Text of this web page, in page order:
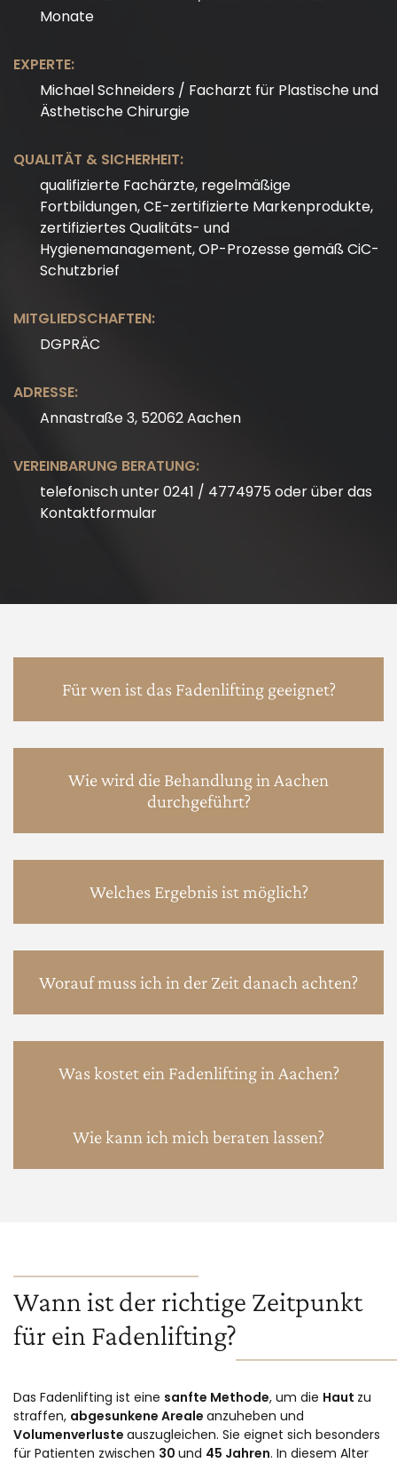
Monate
EXPERTE:
Michael Schneiders / Facharzt für Plastische und
Ästhetische Chirurgie
QUALITÄT & SICHERHEIT:
qualifizierte Fachärzte, regelmäßige
Fortbildungen, CE-zertifizierte Markenprodukte,
zertifiziertes Qualitäts- und
Hygienemanagement, OP-Prozesse gemäß CiC-
Schutzbrief
MITGLIEDSCHAFTEN:
DGPRÄC
ADRESSE:
Annastraße 3, 52062 Aachen
VEREINBARUNG BERATUNG:
telefonisch unter 0241 / 4774975 oder über das
Kontaktformular
Für wen ist das Fadenlifting geeignet?
Wie wird die Behandlung in Aachen
durchgeführt?
Welches Ergebnis ist möglich?
Worauf muss ich in der Zeit danach achten?
Was kostet ein Fadenlifting in Aachen?
Wie kann ich mich beraten lassen?
Wann ist der richtige Zeitpunkt
für ein Fadenlifting?
Das Fadenlifting ist eine sanfte Methode, um die Haut zu
straffen, abgesunkene Areale anzuheben und
Volumenverluste auszugleichen. Sie eignet sich besonders
für Patienten zwischen 30 und 45 Jahren. In diesem Alter